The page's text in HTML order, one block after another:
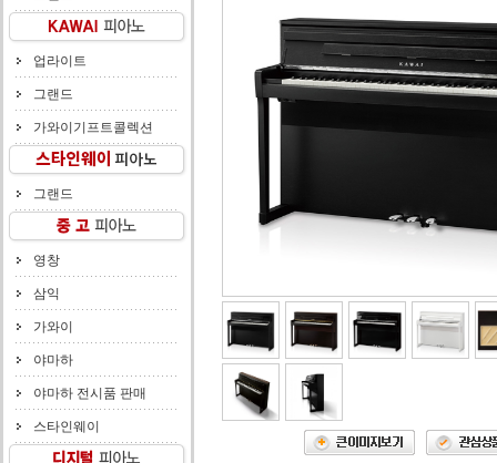
업라이트
그랜드
가와이기프트콜렉션
그랜드
영창
삼익
가와이
야마하
야마하 전시품 판매
스타인웨이